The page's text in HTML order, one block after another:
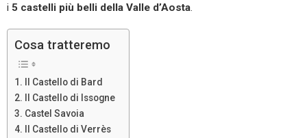
i 5 castelli più belli della Valle d’Aosta.
Cosa tratteremo
Il Castello di Bard
Il Castello di Issogne
Castel Savoia
Il Castello di Verrès